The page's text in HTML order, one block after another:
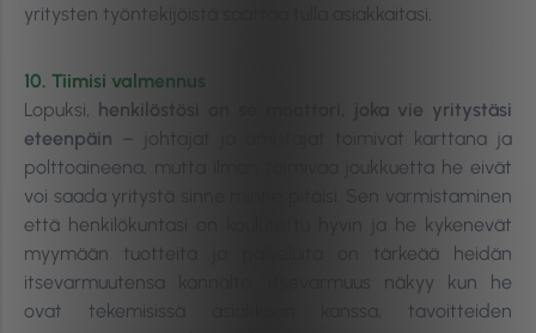
yritysten työntekijöistä saattaa tulla asiakkaitasi.
10. Tiimisi valmennus
Lopuksi, henkilöstösi on se moottori, joka vie yritystäsi
eteenpäin – johtajat ja omistajat toimivat karttana ja
polttoaineena, mutta ilman toimivaa joukkuetta he eivät
voi saada yritystä sinne minne pitäisi. Sen varmistaminen
että henkilökuntasi on koulutettu hyvin ja he kykenevät
myymään tuotteita ja palveluita on tärkeää heidän
itsevarmuutensa kannalta. Itsevarmuus näkyy kun he
ovat tekemisissä asiakkaan kanssa, tavoitteiden